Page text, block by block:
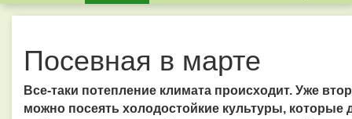
Посевная в марте
Все-таки потепление климата происходит. Уже
можно посеять холодостойкие культуры, которые